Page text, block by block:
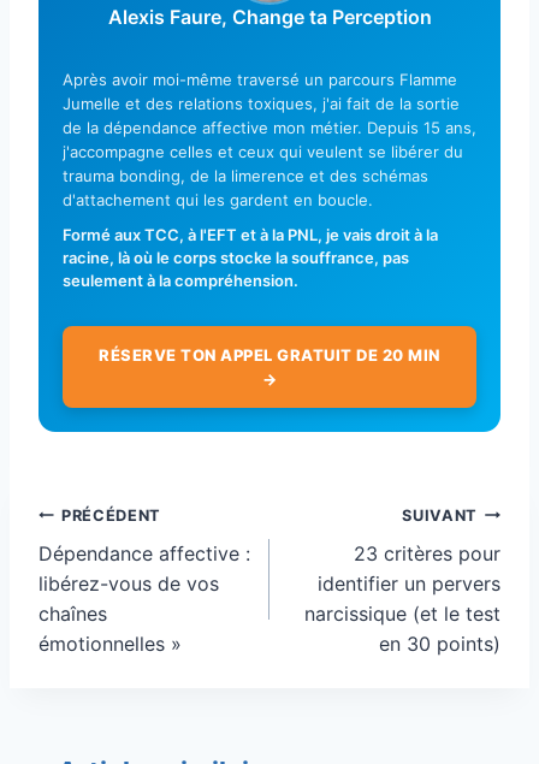
Alexis Faure, Change ta Perception
Après avoir moi-même traversé un parcours Flamme
Jumelle et des relations toxiques, j'ai fait de la sortie
de la dépendance affective mon métier. Depuis 15 ans,
j'accompagne celles et ceux qui veulent se libérer du
trauma bonding, de la limerence et des schémas
d'attachement qui les gardent en boucle.
Formé aux TCC, à l'EFT et à la PNL, je vais droit à la
racine, là où le corps stocke la souffrance, pas
seulement à la compréhension.
RÉSERVE TON APPEL GRATUIT DE 20 MIN
→
Navigation
de
l’article
PRÉCÉDENT
Dépendance affective :
libérez-vous de vos
chaînes
émotionnelles »
SUIVANT
23 critères pour
identifier un pervers
narcissique (et le test
en 30 points)